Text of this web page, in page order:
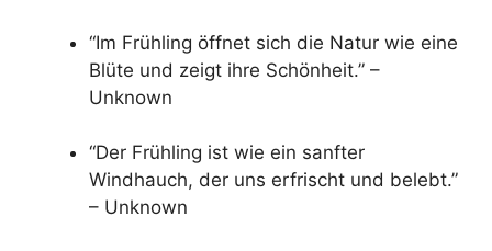
“Im Frühling öffnet sich die Natur wie eine
Blüte und zeigt ihre Schönheit.” –
Unknown
“Der Frühling ist wie ein sanfter
Windhauch, der uns erfrischt und belebt.”
– Unknown